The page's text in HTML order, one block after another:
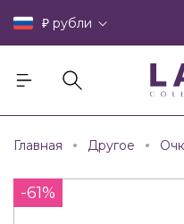
₽ рубли
Главная Другое
-61%